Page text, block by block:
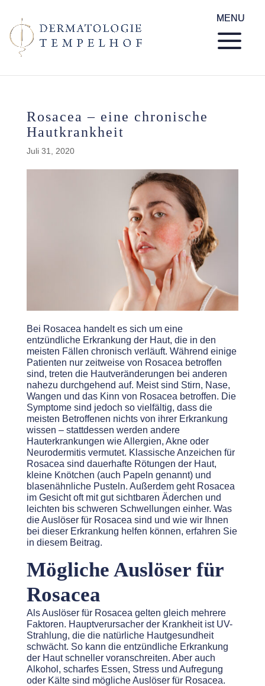
Rosacea – eine chronische
Hautkrankheit
Juli 31, 2020
Bei Rosacea handelt es sich um eine
entzündliche Erkrankung der Haut, die in den
meisten Fällen chronisch verläuft. Während einige
Patienten nur zeitweise von Rosacea betroffen
sind, treten die Hautveränderungen bei anderen
nahezu durchgehend auf. Meist sind Stirn, Nase,
Wangen und das Kinn von Rosacea betroffen. Die
Symptome sind jedoch so vielfältig, dass die
meisten Betroffenen nichts von ihrer Erkrankung
wissen – stattdessen werden andere
Hauterkrankungen wie Allergien, Akne oder
Neurodermitis vermutet. Klassische Anzeichen für
Rosacea sind dauerhafte Rötungen der Haut,
kleine Knötchen (auch Papeln genannt) und
blasenähnliche Pusteln. Außerdem geht Rosacea
im Gesicht oft mit gut sichtbaren Äderchen und
leichten bis schweren Schwellungen einher. Was
die Auslöser für Rosacea sind und wie wir Ihnen
bei dieser Erkrankung helfen können, erfahren Sie
in diesem Beitrag.
Mögliche Auslöser für
Rosacea
Als Auslöser für Rosacea gelten gleich mehrere
Faktoren. Hauptverursacher der Krankheit ist UV-
Strahlung, die die natürliche Hautgesundheit
schwächt. So kann die entzündliche Erkrankung
der Haut schneller voranschreiten. Aber auch
Alkohol, scharfes Essen, Stress und Aufregung
oder Kälte sind mögliche Auslöser für Rosacea.